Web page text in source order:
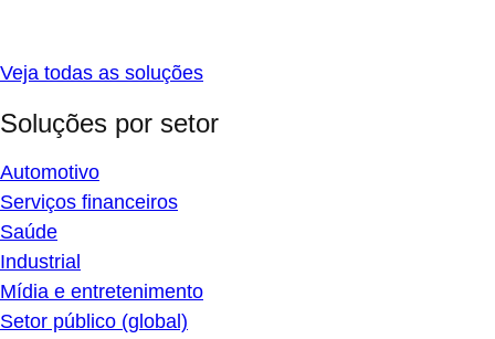
Veja todas as soluções
Soluções por setor
Automotivo
Serviços financeiros
Saúde
Industrial
Mídia e entretenimento
Setor público (global)